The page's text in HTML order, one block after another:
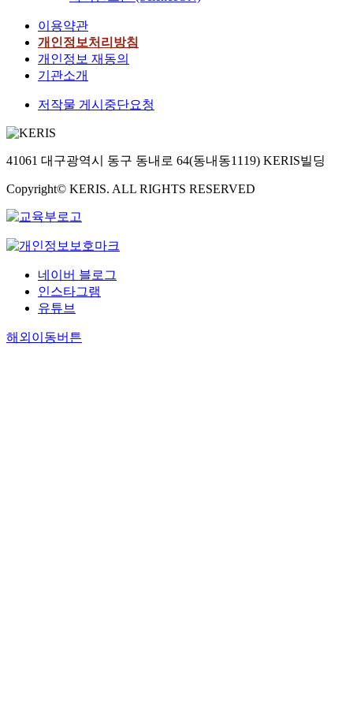
이용약관
개인정보처리방침
개인정보 재동의
기관소개
저작물 게시중단요청
41061 대구광역시 동구 동내로 64(동내동1119) KERIS빌딩
Copyright© KERIS. ALL RIGHTS RESERVED
네이버 블로그
인스타그램
유튜브
해외이동버튼